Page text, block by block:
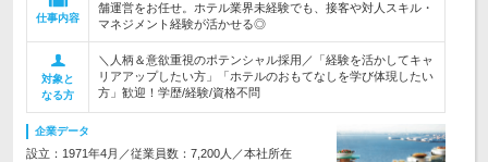
仕事内容
舗運営をお任せ。ホテル業界未経験でも、接客や対人スキル・
マネジメント経験が活かせる◎
対象と
なる方
＼人柄＆意欲重視のポテンシャル採用／「経験を活かしてキャ
リアアップしたい方」「ホテルのおもてなしを学び体現したい
方」歓迎！学歴/経験/資格不問
企業データ
設立：1971年4月／従業員数：7,200人／本社所在